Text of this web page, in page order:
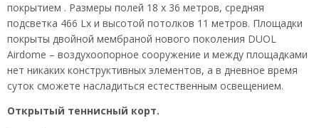
покрытием . Размеры полей 18 х 36 метров, средняя
подсветка 466 Lx и высотой потолков 11 метров. Площадки
покрыты двойной мембраной нового поколения DUOL
Airdome – воздухоопорное сооружение и между площадками
нет никаких конструктивных элементов, а в дневное время
суток сможете насладиться естественным освещением.
Открытый теннисный корт.